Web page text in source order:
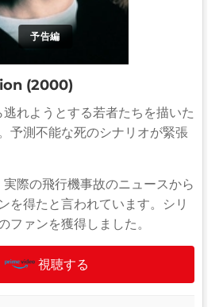
予告編
(2000)
れようとする若者たちを描いた
予測不能な死のシナリオが緊張
実際の飛行機事故のニュースから
を得たと言われています。シリ
ファンを獲得しました。
視聴する